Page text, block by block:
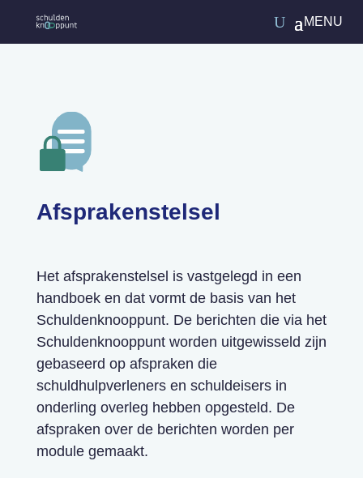
Afsprakenstelsel
Het afsprakenstelsel is vastgelegd in een
handboek en dat vormt de basis van het
Schuldenknooppunt. De berichten die via het
Schuldenknooppunt worden uitgewisseld zijn
gebaseerd op afspraken die
schuldhulpverleners en schuldeisers in
onderling overleg hebben opgesteld. De
afspraken over de berichten worden per
module gemaakt.